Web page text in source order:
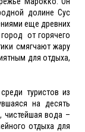
долине Сус
еще древних
от горячего
смягчают жару
для отдыха,
туристов из
на десять
чистейшая вода –
отдыха для